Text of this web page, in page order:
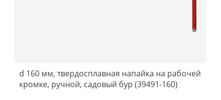
d 160 мм, твердосплавная напайка на рабочей
кромке, ручной, садовый бур (39491-160)